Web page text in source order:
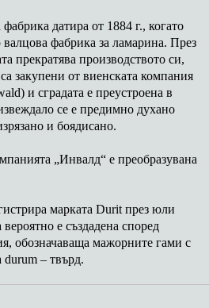
датира от 1884 г., когато
валцова фабрика за ламарина. През
прекратява производството си,
закупени от виенската компания
и сградата е преустроена в
се е предимно духано
и боядисано.
„Инвалд“ е преобразувана
марката Durit през юли
е създадена според
обозначаваща мажорните гами с
durum – твърд.